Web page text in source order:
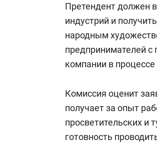
Претендент должен
индустрий и
народным
предпринимателей
компании в
Комиссия оценит
получает за опыт
просветительских и
готовность